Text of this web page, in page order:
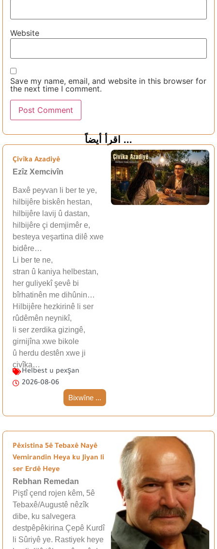
Website
Save my name, email, and website in this browser for
the next time I comment.
اقرأ أيضاً ...
Çivîka Azadiyê
Ezîz Xemcivîn
Baxê peyvan li ber te ye,
hilbijêre biskên hestan,
hilbijêre lavij û dastan,
hilbijêre çi demjimêr e,
besteya veşartina dilê xwe
bidêre…
Li ber te ne,
stran û kaniya helbestan,
her guliyekî şevê bi
bîrhatinên me dihûnin…
Hilbijêre hezkirinê li ser
rûdêmên neynikî,
li ser zerdika gizingê,
girnijîna xwe bikole
û herdu destên xwe ji
çivîka…
Helbest u pexşan
2026-08-06
Bixwîne ...
Pêxistina 5ê Tebaxê Nayê
Vemirandin Heya ku Jiyan li
ser Erdê Heye
Rebhan Remedan
Piştî çend rojen kêm, 5ê
Tebaxê/Augustê nêzîk
dibe, ku salvegera
destpêpêkirina Çepê Kurdî
li Sûriyê ye. Rastiyek heye